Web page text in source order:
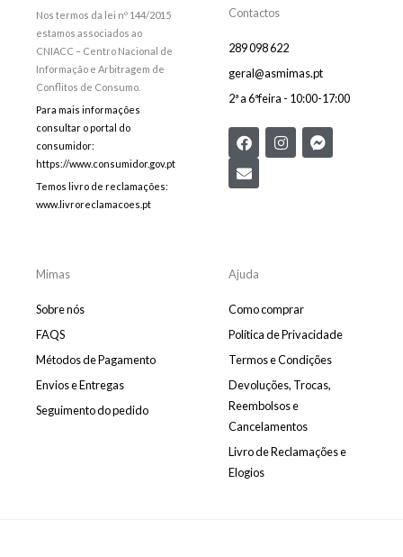
Nos termos da lei nº 144/2015
estamos associados ao
CNIACC – Centro Nacional de
Informação e Arbitragem de
Conflitos de Consumo.
Para mais informações
consultar o portal do
consumidor:
https://www.consumidor.gov.pt
Temos livro de reclamações:
www.livroreclamacoes.pt
Contactos
289 098 622
geral@asmimas.pt
2ª a 6ªfeira - 10:00-17:00
F
a
c
e
I
n
F
a
e
g
e
r
E
n
v
e
Mimas
Sobre nós
FAQS
Métodos de Pagamento
Envios e Entregas
Seguimento do pedido
Ajuda
Como comprar
Política de Privacidade
Termos e Condições
Devoluções, Trocas,
Reembolsos e
Cancelamentos
Livro de Reclamações e
Elogios